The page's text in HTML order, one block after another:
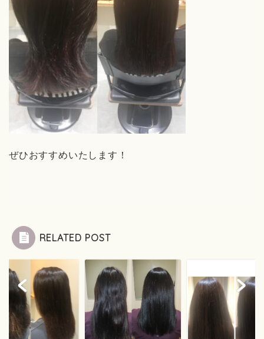
ぜひおすすめいたします！
RELATED POST